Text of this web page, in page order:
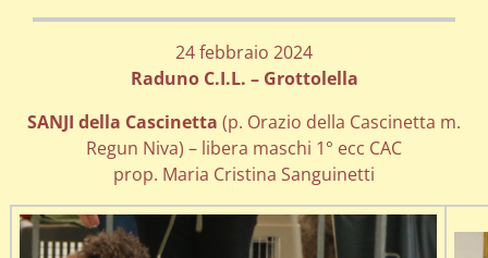
24 febbraio 2024
Raduno C.I.L. – Grottolella
SANJI della Cascinetta (p. Orazio della Cascinetta m.
Regun Niva) – libera maschi 1° ecc CAC
prop. Maria Cristina Sanguinetti